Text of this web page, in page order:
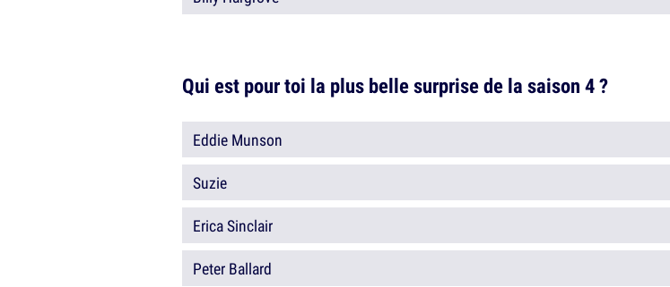
Qui est pour toi la plus belle surprise de la saison 4 ?
Eddie Munson
Suzie
Erica Sinclair
Peter Ballard